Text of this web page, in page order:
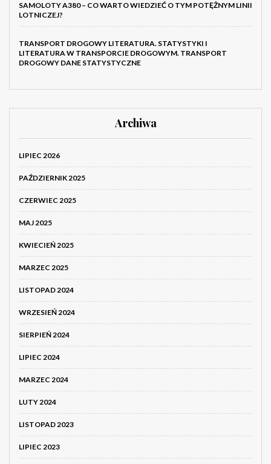
SAMOLOTY A380 – CO WARTO WIEDZIEĆ O TYM POTĘŻNYM LINII
LOTNICZEJ?
TRANSPORT DROGOWY LITERATURA. STATYSTYKI I
LITERATURA W TRANSPORCIE DROGOWYM. TRANSPORT
DROGOWY DANE STATYSTYCZNE
Archiwa
LIPIEC 2026
PAŹDZIERNIK 2025
CZERWIEC 2025
MAJ 2025
KWIECIEŃ 2025
MARZEC 2025
LISTOPAD 2024
WRZESIEŃ 2024
SIERPIEŃ 2024
LIPIEC 2024
MARZEC 2024
LUTY 2024
LISTOPAD 2023
LIPIEC 2023